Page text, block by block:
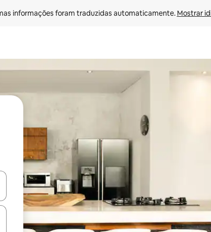
informações foram traduzidas automaticamente. Mostrar
os usando as seta para cima e para baixo do teclado ou